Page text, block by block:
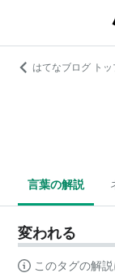
はてなブログ トッ
言葉の解説
変われる
このタグの解